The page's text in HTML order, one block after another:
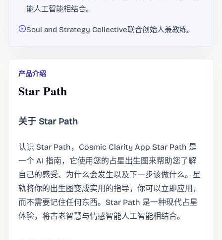
能人工智能相结合。
Soul and Strategy Collective联合创始人兼教练。
产品介绍
Star Path
关于 Star Path
认识 Star Path，Cosmic Clarity App Star Path 是
一个 AI 指南，它使用您的占星出生图来帮助您了解
自己的感受、为什么会发生以及下一步该做什么。星
轨将你的出生图变成实用的指导，你可以立即应用，
而不需要记住任何东西。Star Path 是一种现代占星
体验，将古老智慧与情感智能人工智能相结合。